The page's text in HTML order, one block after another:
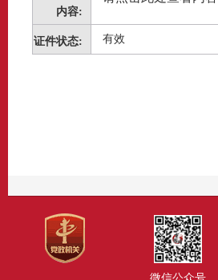
内容:
证件状态: 有效
微信公众号